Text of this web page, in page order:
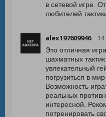
в сетевой игре.
любителей
alex197609946
Это отличная
шахматных
увлекательный
погрузиться в
Возможность
реальных
интересной.
потренировать